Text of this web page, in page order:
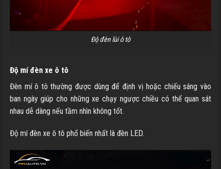
Độ đèn lùi ô tô
Độ mí đèn xe ô tô
Đèn mí ô tô thường được dùng để định vị hoặc chiếu sáng vào
ban ngày giúp cho những xe chạy ngược chiều có thể quan sát
nhau dễ dàng nếu tầm nhìn không tốt.
Độ mí đèn xe ô tô phổ biến nhất là đèn LED.